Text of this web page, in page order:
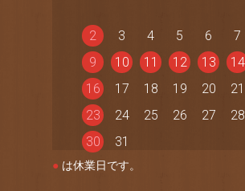
2
3 4 5 6 7
9
10 11 12 13 14
16
17 18 19 20 21
23
24 25 26 27 28
30
31
● は休業日です。